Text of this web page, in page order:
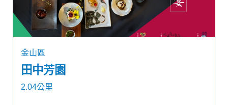
金山區
田中芳園
2.04公里